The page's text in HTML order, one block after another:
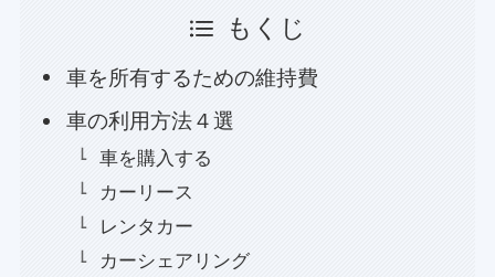
もくじ
車を所有するための維持費
車の利用方法４選
車を購入する
カーリース
レンタカー
カーシェアリング